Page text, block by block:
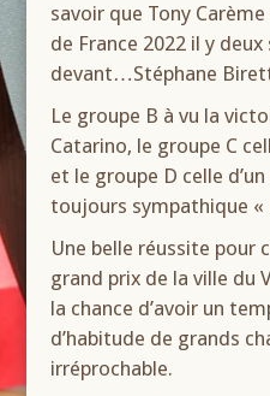
savoir que Tony
de France 2022 il y
devant…Stéphane
Le groupe B à vu la
Catarino, le groupe C
et le groupe D celle
toujours sympathique «
Une belle réussite pour
grand prix de la ville du
la chance d’avoir un
d’habitude de grands
irréprochable.